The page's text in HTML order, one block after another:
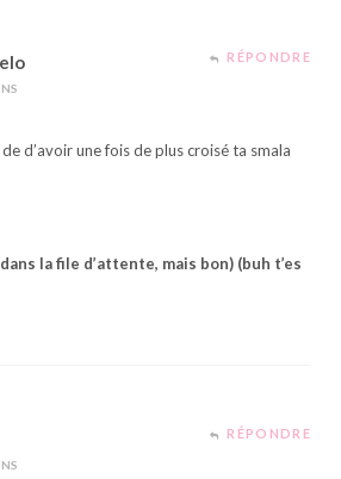
RÉPONDRE
d’avoir une fois de plus croisé ta smala
la file d’attente, mais bon) (buh t’es
RÉPONDRE